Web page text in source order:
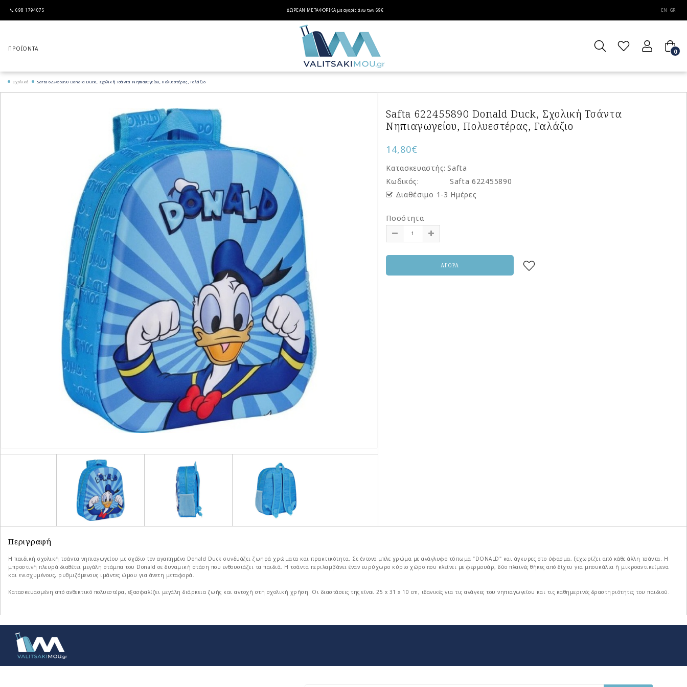
ΔΩΡΕΑΝ ΜΕΤΑΦΟΡΙΚΑ με αγορέςάνω των 69€
698 1794075 EN GR
0
Σχολικά Safta 622455890 Donald Duck, Σχολική Τσάντα Νηπιαγωγείου, Πολυεστέρας, Γαλάζιο
Safta 622455890 Donald Duck, Σχολική Τσάντα
Νηπιαγωγείου, Πολυεστέρας, Γαλάζιο
14,80€
Κατασκευαστής: Safta
Κωδικός:
Safta 622455890
Διαθέσιμο 1-3 Ημέρες
Ποσότητα
Περιγραφή
Η παιδική σχολική τσάντα νηπιαγωγείου με σχέδιο τον αγαπημένο Donald Duck συνδυάζει ζωηρά χρώματα και πρακτικότητα. Σε έντονο μπλε χρώμα με ανάγλυφο τύπωμα "DONALD" και άγκυρες στο ύφασμα, ξεχωρίζει από κάθε άλλη τσάντα. Η
μπροστινή πλευρά διαθέτει μεγάλη στάμπα του Donald σε δυναμική στάση που ενθουσιάζει τα παιδιά. Η τσάντα περιλαμβάνει έναν ευρύχωρο κύριο χώρο που κλείνει με φερμουάρ, δύο πλαϊνές θήκες από δίχτυ για μπουκάλια ή μικροαντικείμενα
και ενισχυμένους, ρυθμιζόμενους ιμάντες ώμου για άνετη μεταφορά.
Κατασκευασμένη από ανθεκτικό πολυεστέρα, εξασφαλίζει μεγάλη διάρκεια ζωής και αντοχή στη σχολική χρήση. Οι διαστάσεις της είναι 25 x 31 x 10 cm, ιδανικές για τις ανάγκες του νηπιαγωγείου και τις καθημερινές δραστηριότητες του παιδιού.